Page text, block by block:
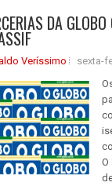
DA
Veríssimo sexta-
O